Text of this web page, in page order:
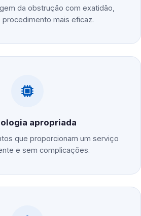
da obstrução com exatidão,
procedimento mais eficaz.
apropriada
que proporcionam um serviço
e sem complicações.